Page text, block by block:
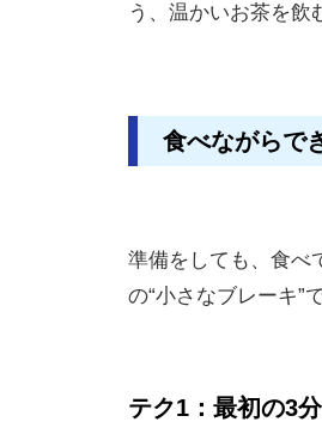
う、温かいお茶を飲
食べながらで
準備をしても、食べ
の“小さなブレーキ”
テク1：最初の3